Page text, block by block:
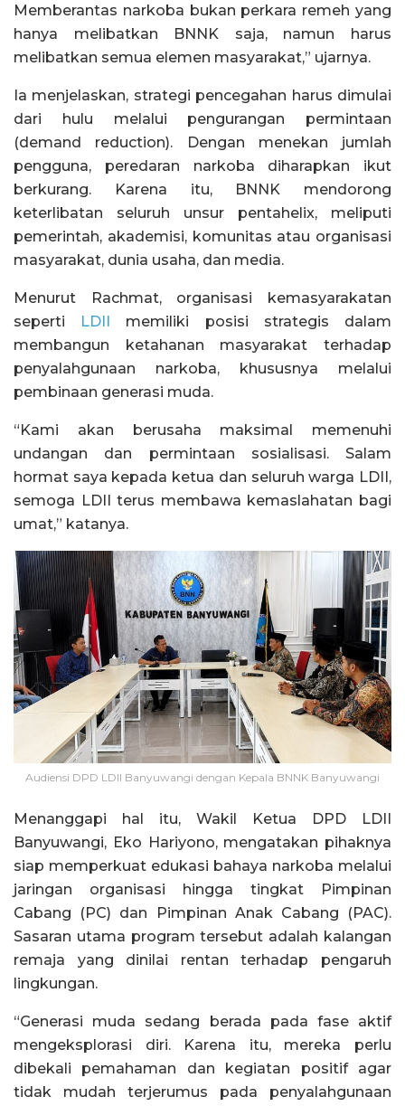
Memberantas narkoba bukan perkara remeh yang
hanya melibatkan BNNK saja, namun harus
melibatkan semua elemen masyarakat,” ujarnya.
Ia menjelaskan, strategi pencegahan harus dimulai
dari hulu melalui pengurangan permintaan
(demand reduction). Dengan menekan jumlah
pengguna, peredaran narkoba diharapkan ikut
berkurang. Karena itu, BNNK mendorong
keterlibatan seluruh unsur pentahelix, meliputi
pemerintah, akademisi, komunitas atau organisasi
masyarakat, dunia usaha, dan media.
Menurut Rachmat, organisasi kemasyarakatan
seperti LDII memiliki posisi strategis dalam
membangun ketahanan masyarakat terhadap
penyalahgunaan narkoba, khususnya melalui
pembinaan generasi muda.
“Kami akan berusaha maksimal memenuhi
undangan dan permintaan sosialisasi. Salam
hormat saya kepada ketua dan seluruh warga LDII,
semoga LDII terus membawa kemaslahatan bagi
umat,” katanya.
Audiensi DPD LDII Banyuwangi dengan Kepala BNNK Banyuwangi
Menanggapi hal itu, Wakil Ketua DPD LDII
Banyuwangi, Eko Hariyono, mengatakan pihaknya
siap memperkuat edukasi bahaya narkoba melalui
jaringan organisasi hingga tingkat Pimpinan
Cabang (PC) dan Pimpinan Anak Cabang (PAC).
Sasaran utama program tersebut adalah kalangan
remaja yang dinilai rentan terhadap pengaruh
lingkungan.
“Generasi muda sedang berada pada fase aktif
mengeksplorasi diri. Karena itu, mereka perlu
dibekali pemahaman dan kegiatan positif agar
tidak mudah terjerumus pada penyalahgunaan